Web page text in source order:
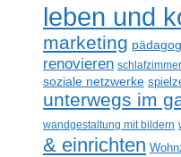
leben und
marketing
renovieren
soziale netzwerke
unterwegs im
wandgestaltung mit bildern
& einrichten